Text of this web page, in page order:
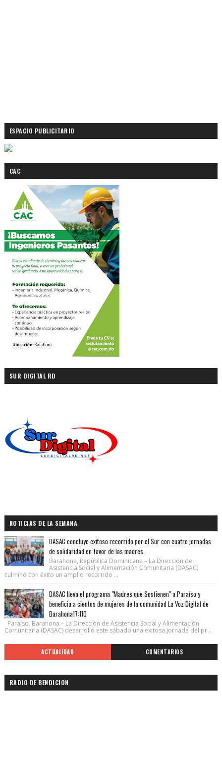
ESPACIO PUBLICITARIO
CAC
SUR DIGITAL RD
NOTICIAS DE LA SEMANA
DASAC concluye exitoso recorrido por el Sur con cuatro jornadas
de solidaridad en favor de las madres.
Barahona, República Dominicana.– La Dirección de
Asistencia Social y Alimentación Comunitaria (DASAC)
culminó con éxito un amplio recorrido ...
DASAC lleva el programa "Madres que Sostienen" a Paraíso y
beneficia a cientos de mujeres de la comunidad La Voz Digital de
Barahona17:110
Paraíso, Barahona.– La Dirección de Asistencia Social y Alimentación
Comunitaria (DASAC) desarrolló este sábado una exitosa jornada del pr...
ACTUALIDAD COMENTARIOS
RADIO DE BENDICION